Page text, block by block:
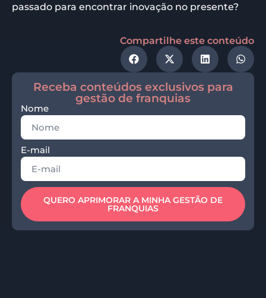
passado para encontrar inovação no presente?
Compartilhe este conteúdo
Receba conteúdos exclusivos para
gestão de franquias
Nome
E-mail
QUERO APRIMORAR A MINHA GESTÃO DE
FRANQUIAS